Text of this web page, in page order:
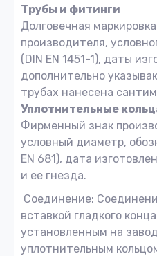
Трубы и фитинги
Долговечная
производителя,
(DIN EN 1451-1), даты
дополнительно
трубах нанесена
Уплотнительные
Фирменный знак
условный диаметр,
EN 681), дата
и ее гнезда.
Соединение:
вставкой гладкого
установленным на
уплотнительным